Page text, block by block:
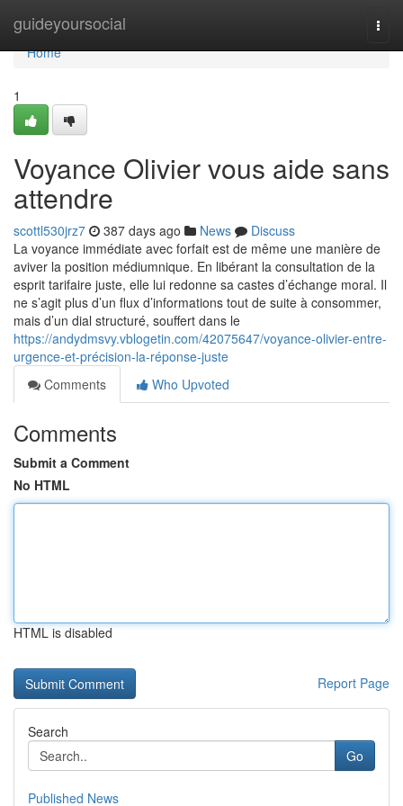
guideyoursocial
Home
Home
1
Voyance Olivier vous aide sans
attendre
scottl530jrz7 387 days ago News
Discuss
La voyance immédiate avec forfait est de même une manière de
aviver la position médiumnique. En libérant la consultation de la
esprit tarifaire juste, elle lui redonne sa castes d’échange moral. Il
ne s’agit plus d’un flux d’informations tout de suite à consommer,
mais d’un dial structuré, souffert dans le
https://andydmsvy.vblogetin.com/42075647/voyance-olivier-entre-
urgence-et-précision-la-réponse-juste
Comments
Who Upvoted
Comments
Submit a Comment
No HTML
HTML is disabled
Report Page
Search
Go
Published News